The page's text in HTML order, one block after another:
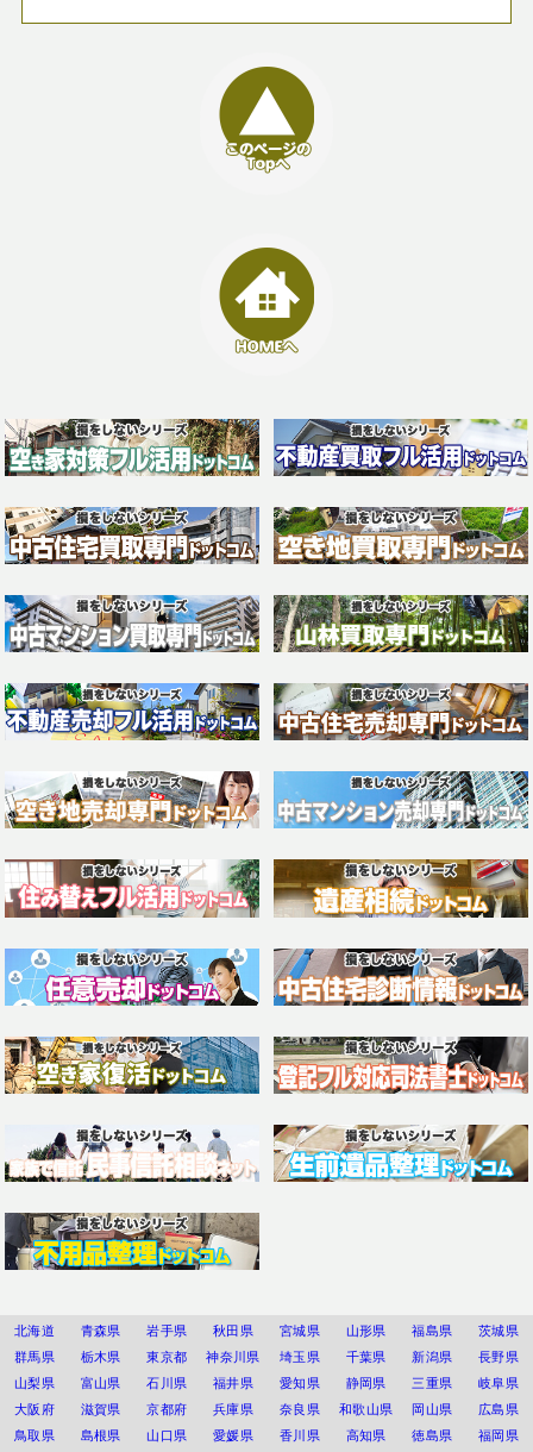
北海道 青森県 岩手県 秋田県 宮城県 山形県 福島県
茨城県
群馬県
栃木県 東京都 神奈川県 埼玉県 千葉県 新潟県
長野県
山梨県
富山県 石川県 福井県 愛知県 静岡県 三重県
岐阜県
大阪府
滋賀県 京都府 兵庫県 奈良県 和歌山県 岡山県
広島県
鳥取県
島根県 山口県 愛媛県 香川県 高知県 徳島県
福岡県